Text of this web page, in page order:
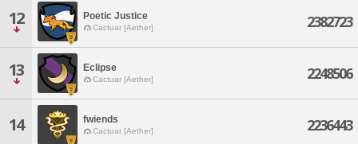
12 Poetic Justice
Cactuar [Aether] 2382723
13 Eclipse
Cactuar [Aether] 2248506
14 fwiends
Cactuar [Aether] 2236443